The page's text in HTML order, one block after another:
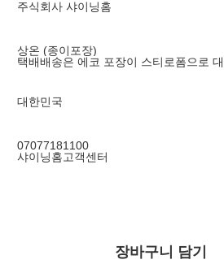
주식회사 샤이닝홈
상온 (종이포장)
택배배송은 에코 포장이 스티로폼으로
대한민국
07077181100
샤이닝홈고객센터
장바구니 담기